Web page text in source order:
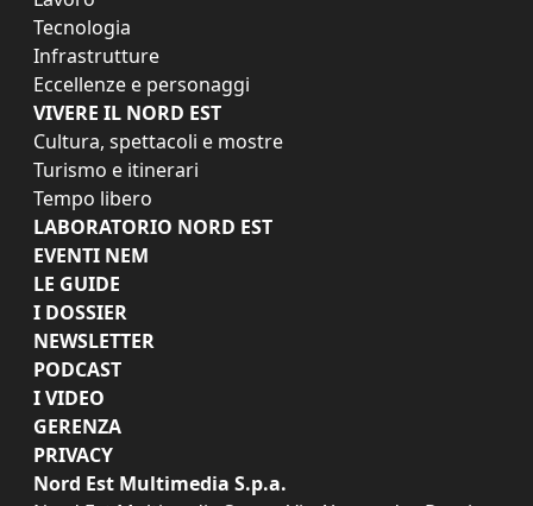
Tecnologia
Infrastrutture
Eccellenze e personaggi
VIVERE IL NORD EST
Cultura, spettacoli e mostre
Turismo e itinerari
Tempo libero
LABORATORIO NORD EST
EVENTI NEM
LE GUIDE
I DOSSIER
NEWSLETTER
PODCAST
I VIDEO
GERENZA
PRIVACY
Nord Est Multimedia S.p.a.